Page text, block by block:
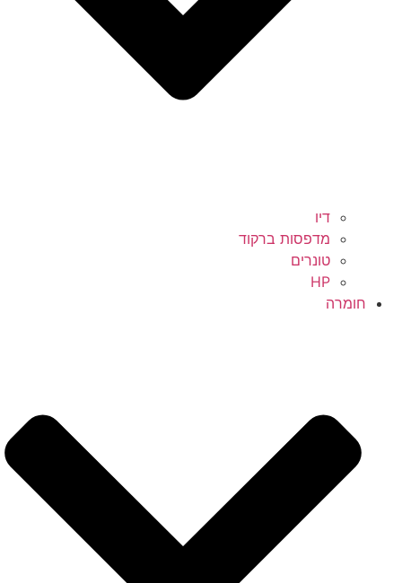
דיו
מדפסות ברקוד
טונרים
HP
חומרה